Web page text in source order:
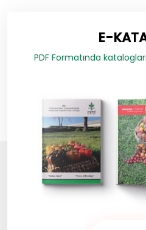
E-
PDF Formatında